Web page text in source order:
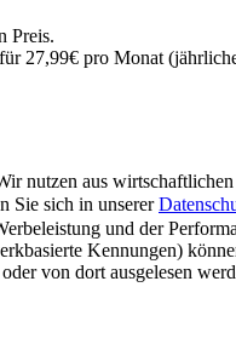
Preis.
27,99€ pro Monat
nutzen aus
Sie sich in unserer
und der
Kennungen)
von dort ausgelesen